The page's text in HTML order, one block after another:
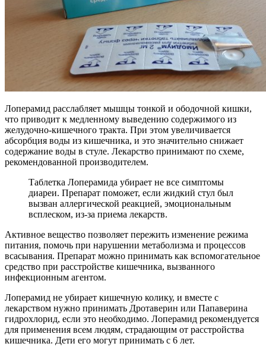
Лоперамид расслабляет мышцы тонкой и ободочной кишки,
что приводит к медленному выведению содержимого из
желудочно-кишечного тракта. При этом увеличивается
абсорбция воды из кишечника, и это значительно снижает
содержание воды в стуле. Лекарство принимают по схеме,
рекомендованной производителем.
Таблетка Лоперамида убирает не все симптомы
диареи. Препарат поможет, если жидкий стул был
вызван аллергической реакцией, эмоциональным
всплеском, из-за приема лекарств.
Активное вещество позволяет пережить изменение режима
питания, помочь при нарушении метаболизма и процессов
всасывания. Препарат можно принимать как вспомогательное
средство при расстройстве кишечника, вызванного
инфекционным агентом.
Лоперамид не убирает кишечную колику, и вместе с
лекарством нужно принимать Дротаверин или Папаверина
гидрохлорид, если это необходимо. Лоперамид рекомендуется
для применения всем людям, страдающим от расстройства
кишечника. Дети его могут принимать с 6 лет.